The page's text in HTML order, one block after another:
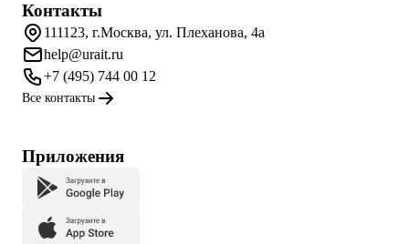
Контакты
111123, г.Москва, ул. Плеханова, 4а
help@urait.ru
+7 (495) 744 00 12
Все контакты
Приложения